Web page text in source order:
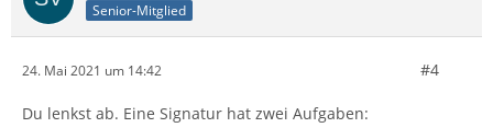
Senior-Mitglied
24. Mai 2021 um 14:42 #4
Du lenkst ab. Eine Signatur hat zwei Aufgaben: